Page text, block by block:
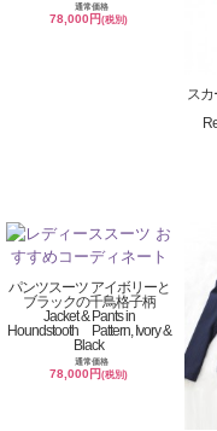
通常価格
78,000円(税別)
ス
パンツスーツ アイボリーと
ブラックの千鳥格子柄
Jacket & Pants in
Houndstooth Pattern, Ivory &
Black
通常価格
78,000円(税別)